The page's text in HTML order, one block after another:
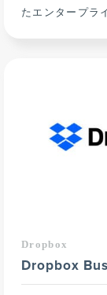
たエンタープラ
Dropbox
Dropbox